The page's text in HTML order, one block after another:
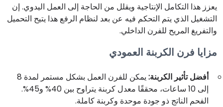
يعزز هذا التكامل الإنتاجية ويقلل من الحاجة إلى العمل اليدوي. إن
التشغيل الذي يتم التحكم فيه عن بعد لنظام الرفع هذا يتيح التحميل
والتفريغ المريح للفرن الداخلي.
مزايا فرن الكربنة العمودي
أفضل تأثير الكربنة:
يمكن للفرن العمل بشكل مستمر لمدة 8
إلى 10 ساعات، محققًا معدل كربنة يتراوح بين 40% و45%.
الفحم الناتج ذو جودة موحدة وكربنة كاملة.